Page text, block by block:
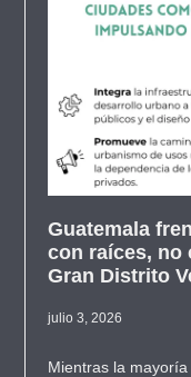
Guatemala
con raíces, no
Gran Distrito
julio 3, 2026
Mientras la